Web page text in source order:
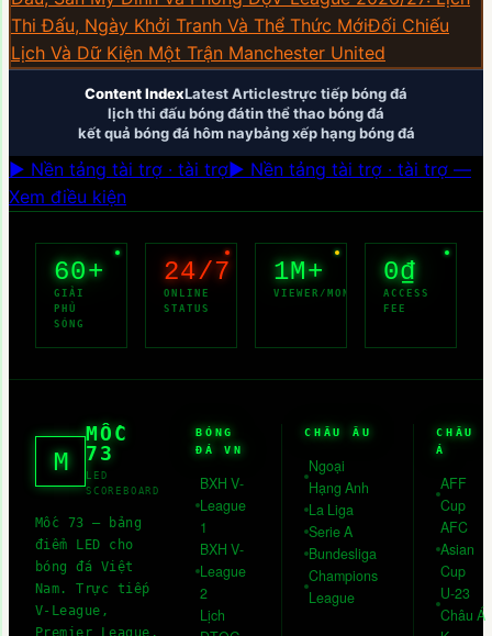
Thi Đấu, Ngày Khởi Tranh Và Thể Thức MớiĐối Chiếu
Lịch Và Dữ Kiện Một Trận Manchester United
Content IndexLatest Articlestrực tiếp bóng đá
lịch thi đấu bóng đátin thể thao bóng đá
kết quả bóng đá hôm naybảng xếp hạng bóng đá
▶ Nền tảng tài trợ · tài trợ▶ Nền tảng tài trợ · tài trợ —
Xem điều kiện
60+
GIẢI
PHỦ
SÓNG
24/7
ONLINE
STATUS
1M+
VIEWER/MONTH
0₫
ACCESS
FEE
M
MỐC
73
LED
SCOREBOARD
Mốc 73 — bảng
điểm LED cho
bóng đá Việt
Nam. Trực tiếp
V-League,
BÓNG
ĐÁ VN
BXH V-
League
1
BXH V-
League
2
Lịch
CHÂU ÂU
Ngoại
Hạng Anh
La Liga
Serie A
Bundesliga
Champions
League
CHÂU
Á
AFF
Cup
AFC
Asian
Cup
U-23
Châu Á